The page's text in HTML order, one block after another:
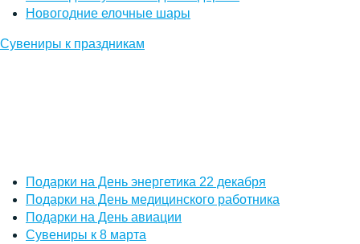
Новогодние елочные шары
Сувениры к праздникам
Подарки на День энергетика 22 декабря
Подарки на День медицинского работника
Подарки на День авиации
Сувениры к 8 марта